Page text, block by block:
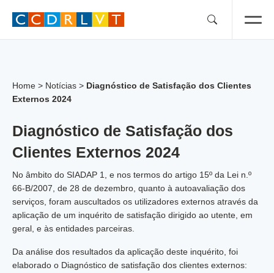
Home > Notícias > Diagnóstico de Satisfação dos Clientes
Externos 2024
Diagnóstico de Satisfação dos
Clientes Externos 2024
No âmbito do SIADAP 1, e nos termos do artigo 15º da Lei n.º
66-B/2007, de 28 de dezembro, quanto à autoavaliação dos
serviços, foram auscultados os utilizadores externos através da
aplicação de um inquérito de satisfação dirigido ao utente, em
geral, e às entidades parceiras.
Da análise dos resultados da aplicação deste inquérito, foi
elaborado o Diagnóstico de satisfação dos clientes externos: